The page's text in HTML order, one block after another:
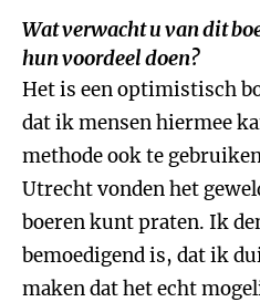
Wat verwacht u van dit
hun voordeel doen?
Het is een optimistisch
dat ik mensen hiermee
methode ook te
Utrecht vonden het
boeren kunt praten. Ik
bemoedigend is, dat ik
maken dat het echt